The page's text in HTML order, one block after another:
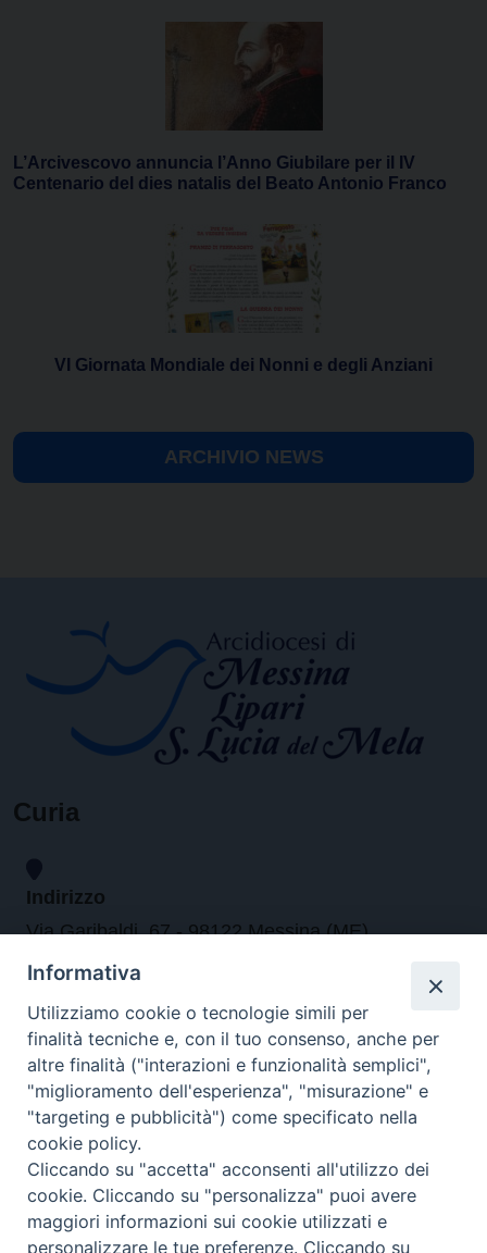
L’Arcivescovo annuncia l’Anno Giubilare per il IV
Centenario del dies natalis del Beato Antonio Franco
VI Giornata Mondiale dei Nonni e degli Anziani
ARCHIVIO NEWS
Curia
Indirizzo
Via Garibaldi, 67 - 98122 Messina (ME)
Orari
da lunedi al venerdi dalle ore 9.30 alle 12.30
Contatti
Tel. 090.6684111 - Fax. 090.6684206
arcivescovo.messina@tin.it
Informativa
Utilizziamo cookie o tecnologie simili per
finalità tecniche e, con il tuo consenso, anche per
altre finalità ("interazioni e funzionalità semplici",
"miglioramento dell'esperienza", "misurazione" e
"targeting e pubblicità") come specificato nella
cookie policy.
Cliccando su "accetta" acconsenti all'utilizzo dei
cookie. Cliccando su "personalizza" puoi avere
maggiori informazioni sui cookie utilizzati e
personalizzare le tue preferenze. Cliccando su